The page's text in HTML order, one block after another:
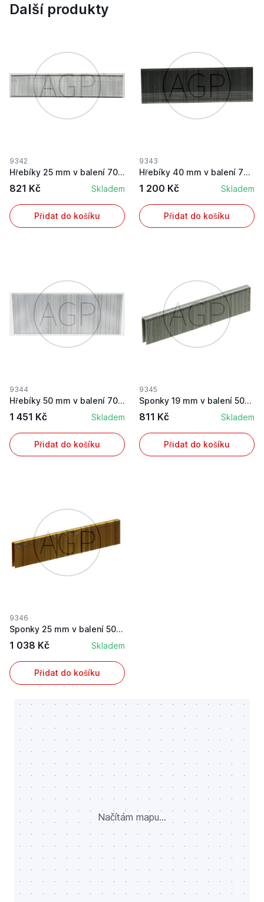
Další produkty
9342
Hřebíky 25 mm v balení 7000 ks
821 Kč Skladem
Přidat do košíku
9343
Hřebíky 40 mm v balení 7000 ks
1 200 Kč Skladem
Přidat do košíku
9344
Hřebíky 50 mm v balení 7000 ks
1 451 Kč Skladem
Přidat do košíku
9345
Sponky 19 mm v balení 5000 ks
811 Kč Skladem
Přidat do košíku
9346
Sponky 25 mm v balení 5000 ks
1 038 Kč Skladem
Přidat do košíku
Načítám mapu...